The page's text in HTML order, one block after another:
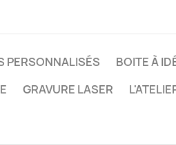
PERSONNALISÉS BOITE À
GRAVURE LASER